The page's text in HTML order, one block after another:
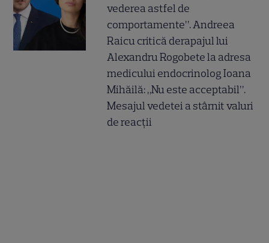
vederea astfel de
comportamente”. Andreea
Raicu critică derapajul lui
Alexandru Rogobete la adresa
medicului endocrinolog Ioana
Mihăilă: „Nu este acceptabil”.
Mesajul vedetei a stârnit valuri
de reacții